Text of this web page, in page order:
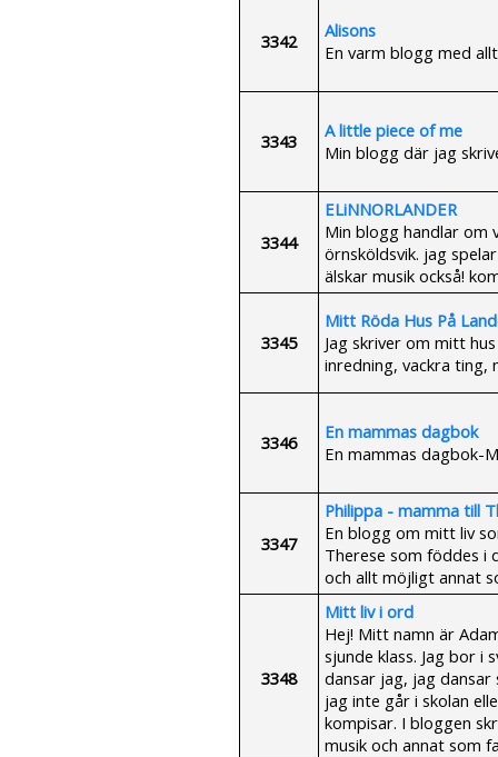
3342
Alisons
En varm blogg med
3343
A little piece of me
Min blogg där jag
3344
ELiNNORLANDER
Min blogg handlar om
örnsköldsvik. jag
älskar musik också!
3345
Mitt Röda Hus På
Jag skriver om mitt
inredning, vackra ting,
3346
En mammas dagbok
En mammas dagbok-
3347
Philippa - mamma till
En blogg om mitt liv
Therese som föddes i
och allt möjligt annat
3348
Mitt liv i ord
Hej! Mitt namn är
sjunde klass. Jag bor i
dansar jag, jag
jag inte går i skolan
kompisar. I bloggen
musik och annat som